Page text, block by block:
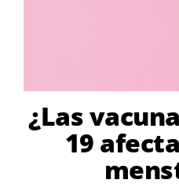
¿Las
19